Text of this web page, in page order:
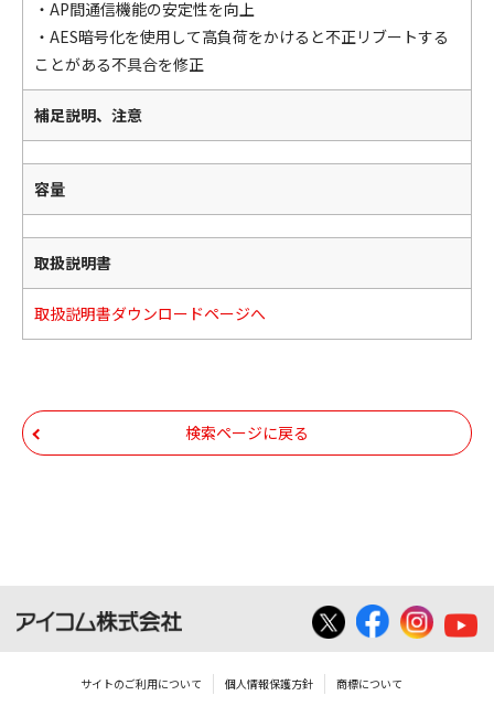
・AP間通信機能の安定性を向上
・AES暗号化を使用して高負荷をかけると不正リブートする
ことがある不具合を修正
補足説明、注意
容量
取扱説明書
取扱説明書ダウンロードページへ
検索ページに戻る
サイトのご利用について 個人情報保護方針 商標について